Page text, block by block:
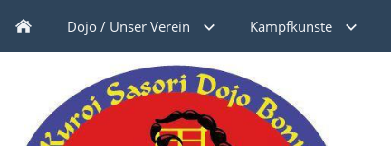
Dojo / Unser Verein Kampfkünste